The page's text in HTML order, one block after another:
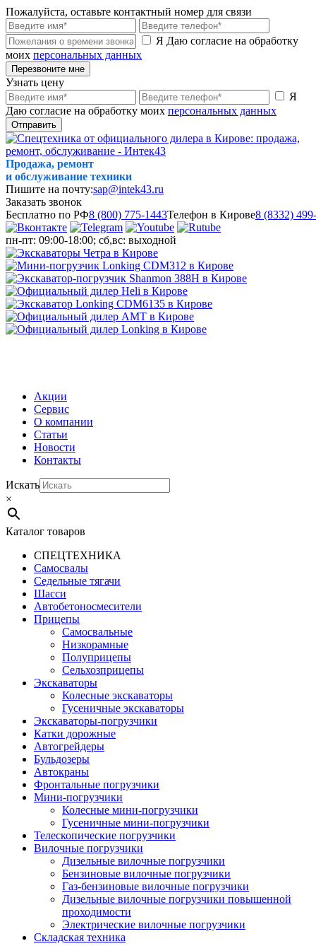
Пожалуйста, оставьте контактный номер для связи
Я Даю согласие на обработку
моих персональных данных
Перезвоните мне
Узнать цену
Я
Даю согласие на обработку моих персональных данных
Отправить
Продажа, ремонт
и обслуживание техники
Пишите на почту:sap@intek43.ru
Заказать звонок
Бесплатно по РФ8 (800) 775-1443Телефон в Кирове8 (8332)
пн-пт: 09:00-18:00; сб,вс: выходной
Акции
Сервис
О компании
Статьи
Новости
Контакты
Искать
×
Каталог товаров
СПЕЦТЕХНИКА
Самосвалы
Седельные тягачи
Шасси
Автобетоно­смесители
Прицепы
Самосвальные
Низкорамные
Полуприцепы
Сельхозприцепы
Экскаваторы
Колесные экскаваторы
Гусеничные экскаваторы
Экскаваторы-погрузчики
Катки дорожные
Автогрейдеры
Бульдозеры
Автокраны
Фронтальные погрузчики
Мини-погрузчики
Колесные мини-погрузчики
Гусеничные мини-погрузчики
Телескопические погрузчики
Вилочные погрузчики
Дизельные вилочные погрузчики
Бензиновые вилочные погрузчики
Газ-бензиновые вилочные погрузчики
Дизельные вилочные погрузчики повышенной
проходимости
Электрические вилочные погрузчики
Складская техника